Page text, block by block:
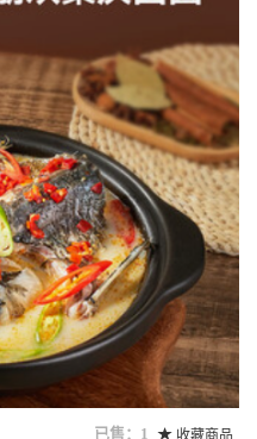
已售：1 收藏商品